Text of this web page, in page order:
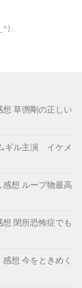
草彅剛の正しい
ギル主演 イケメ
想 ループ物最高
閉所恐怖症でも
想 今をときめく